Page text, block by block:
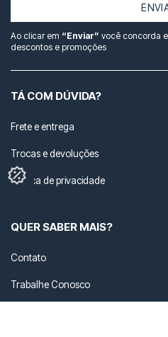
Ao clicar em “Enviar” você concorda
descontos e promoções
TÁ COM DÚVIDA?
Frete e entrega
Trocas e devoluções
Política de privacidade
QUER SABER MAIS?
Contato
Trabalhe Conosco